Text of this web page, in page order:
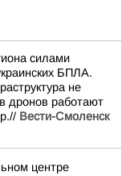
силами
БПЛА.
не
дронов работают
Вести-Смоленск
центре